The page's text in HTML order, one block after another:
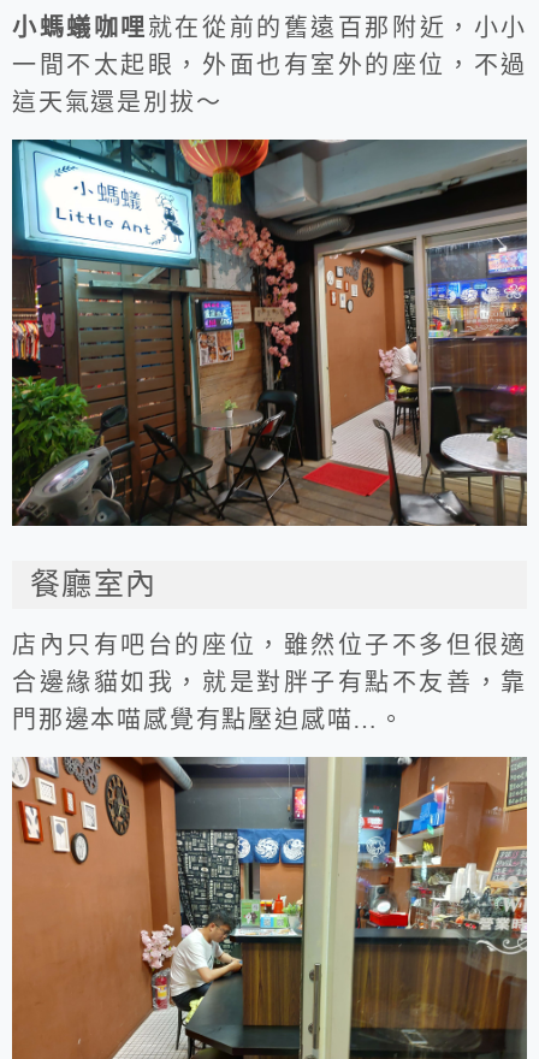
小螞蟻咖哩就在從前的舊遠百那附近，小小
一間不太起眼，外面也有室外的座位，不過
這天氣還是別拔～
餐廳室內
店內只有吧台的座位，雖然位子不多但很適
合邊緣貓如我，就是對胖子有點不友善，靠
門那邊本喵感覺有點壓迫感喵…。